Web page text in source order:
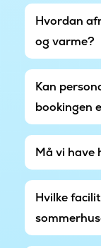
Hvordan
og varme?
Kan
bookingen
Må vi have
Hvilke